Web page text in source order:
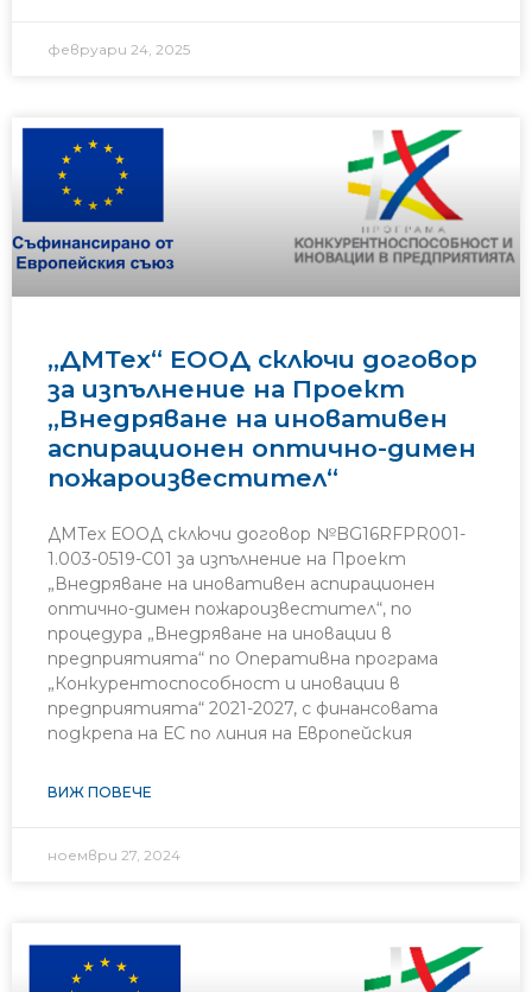
февруари 24, 2025
„ДМТех“ ЕООД сключи договор
за изпълнение на Проект
„Внедряване на иновативен
аспирационен оптично-димен
пожароизвестител“
ДМТех ЕООД сключи договор №BG16RFPR001-
1.003-0519-C01 за изпълнение на Проект
„Внедряване на иновативен аспирационен
оптично-димен пожароизвестител“, по
процедура „Внедряване на иновации в
предприятията“ по Оперативна програма
„Конкурентоспособност и иновации в
предприятията“ 2021-2027, с финансовата
подкрепа на ЕС по линия на Европейския
ВИЖ ПОВЕЧЕ
ноември 27, 2024